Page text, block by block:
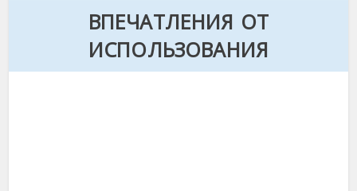
ВПЕЧАТЛЕНИЯ ОТ
ИСПОЛЬЗОВАНИЯ